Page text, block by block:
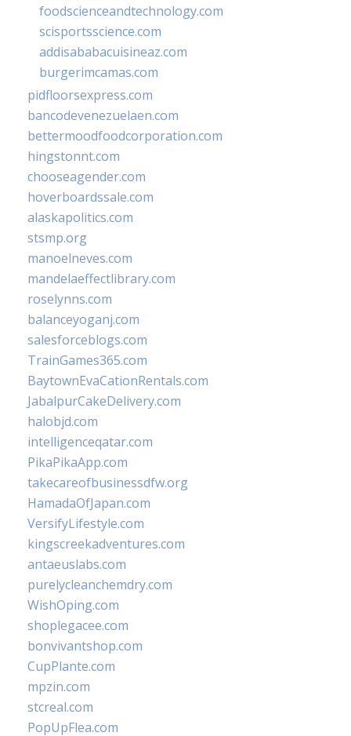
foodscienceandtechnology.com
scisportsscience.com
addisababacuisineaz.com
burgerimcamas.com
pidfloorsexpress.com
bancodevenezuelaen.com
bettermoodfoodcorporation.com
hingstonnt.com
chooseagender.com
hoverboardssale.com
alaskapolitics.com
stsmp.org
manoelneves.com
mandelaeffectlibrary.com
roselynns.com
balanceyoganj.com
salesforceblogs.com
TrainGames365.com
BaytownEvaCationRentals.com
JabalpurCakeDelivery.com
halobjd.com
intelligenceqatar.com
PikaPikaApp.com
takecareofbusinessdfw.org
HamadaOfJapan.com
VersifyLifestyle.com
kingscreekadventures.com
antaeuslabs.com
purelycleanchemdry.com
WishOping.com
shoplegacee.com
bonvivantshop.com
CupPlante.com
mpzin.com
stcreal.com
PopUpFlea.com